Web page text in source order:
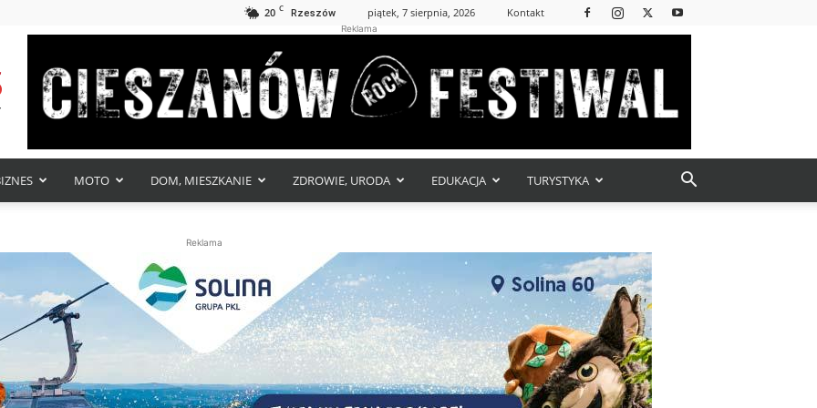
20 C Rzeszów piątek, 7 sierpnia, 2026 Kontakt
Reklama
MOTO DOM, MIESZKANIE ZDROWIE, URODA EDUKACJA TURYSTYKA
Reklama